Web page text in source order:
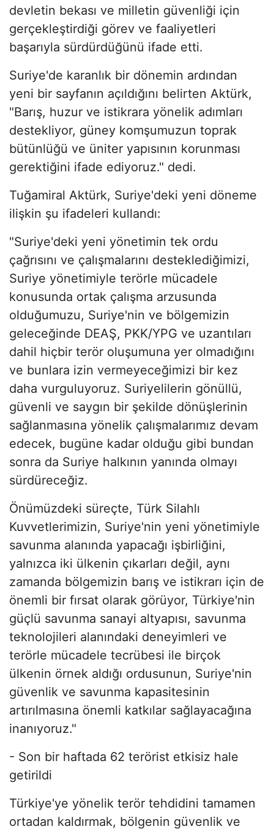
devletin bekası ve milletin güvenliği için
gerçekleştirdiği görev ve faaliyetleri
başarıyla sürdürdüğünü ifade etti.
Suriye'de karanlık bir dönemin ardından
yeni bir sayfanın açıldığını belirten Aktürk,
"Barış, huzur ve istikrara yönelik adımları
destekliyor, güney komşumuzun toprak
bütünlüğü ve üniter yapısının korunması
gerektiğini ifade ediyoruz." dedi.
Tuğamiral Aktürk, Suriye'deki yeni döneme
ilişkin şu ifadeleri kullandı:
"Suriye'deki yeni yönetimin tek ordu
çağrısını ve çalışmalarını desteklediğimizi,
Suriye yönetimiyle terörle mücadele
konusunda ortak çalışma arzusunda
olduğumuzu, Suriye'nin ve bölgemizin
geleceğinde DEAŞ, PKK/YPG ve uzantıları
dahil hiçbir terör oluşumuna yer olmadığını
ve bunlara izin vermeyeceğimizi bir kez
daha vurguluyoruz. Suriyelilerin gönüllü,
güvenli ve saygın bir şekilde dönüşlerinin
sağlanmasına yönelik çalışmalarımız devam
edecek, bugüne kadar olduğu gibi bundan
sonra da Suriye halkının yanında olmayı
sürdüreceğiz.
Önümüzdeki süreçte, Türk Silahlı
Kuvvetlerimizin, Suriye'nin yeni yönetimiyle
savunma alanında yapacağı işbirliğini,
yalnızca iki ülkenin çıkarları değil, aynı
zamanda bölgemizin barış ve istikrarı için de
önemli bir fırsat olarak görüyor, Türkiye'nin
güçlü savunma sanayi altyapısı, savunma
teknolojileri alanındaki deneyimleri ve
terörle mücadele tecrübesi ile birçok
ülkenin örnek aldığı ordusunun, Suriye'nin
güvenlik ve savunma kapasitesinin
artırılmasına önemli katkılar sağlayacağına
inanıyoruz."
- Son bir haftada 62 terörist etkisiz hale
getirildi
Türkiye'ye yönelik terör tehdidini tamamen
ortadan kaldırmak, bölgenin güvenlik ve